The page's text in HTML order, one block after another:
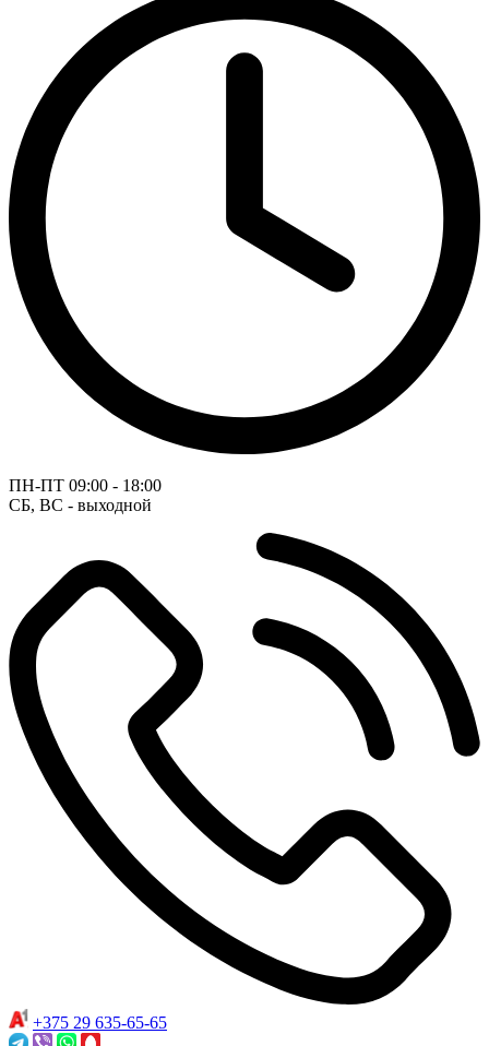
ПН-ПТ 09:00 - 18:00
СБ, ВС - выходной
+375 29 635-65-65